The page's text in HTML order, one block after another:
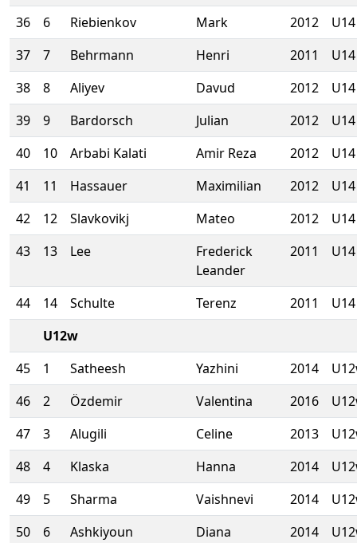
36
6 Riebienkov Mark 2012
U14
37
7 Behrmann Henri 2011
U14
38
8 Aliyev Davud 2012
U14
39
9 Bardorsch Julian 2012
U14
40
10 Arbabi Kalati Amir Reza 2012
U14
41
11 Hassauer Maximilian 2012
U14
42
12 Slavkovikj Mateo 2012
U14
43
13 Lee
Frederick
Leander
2011 U14
44 14 Schulte Terenz 2011
U14
U12w
45
1 Satheesh Yazhini 2014
46
2 Özdemir Valentina 2016
47
3 Alugili Celine 2013
48
4 Klaska Hanna 2014
49
5 Sharma Vaishnevi 2014
50
6 Ashkiyoun Diana 2014